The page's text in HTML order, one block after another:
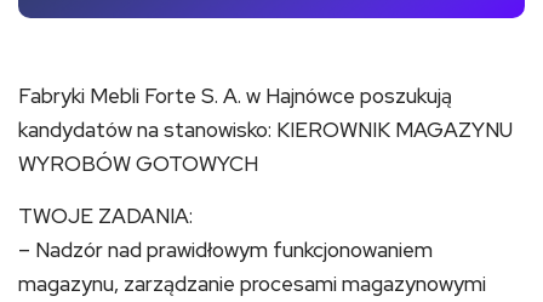
Fabryki Mebli Forte S. A. w Hajnówce poszukują
kandydatów na stanowisko: KIEROWNIK MAGAZYNU
WYROBÓW GOTOWYCH
TWOJE ZADANIA:
– Nadzór nad prawidłowym funkcjonowaniem
magazynu, zarządzanie procesami magazynowymi